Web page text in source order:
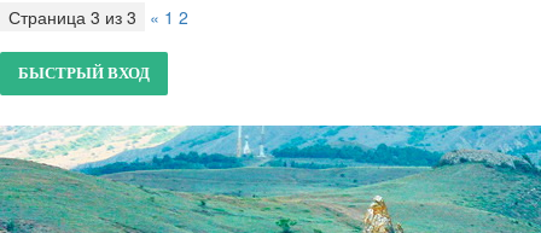
Страница 3 из 3 « 1 2